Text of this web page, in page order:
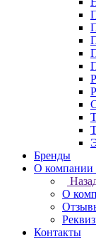
Бренды
О компании
О
Контакты